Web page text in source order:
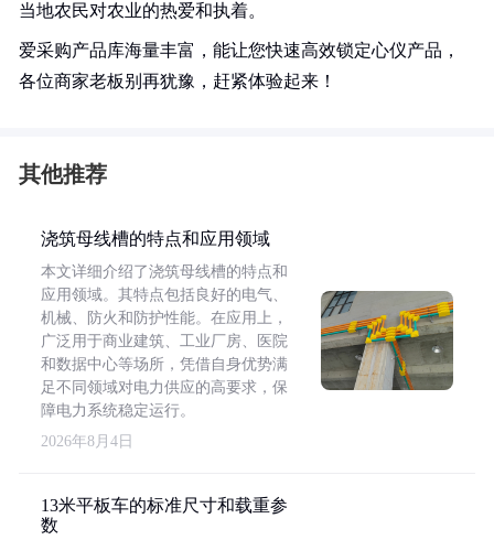
当地农民对农业的热爱和执着。
爱采购产品库海量丰富，能让您快速高效锁定心仪产品，
各位商家老板别再犹豫，赶紧体验起来！
其他推荐
浇筑母线槽的特点和应用领域
本文详细介绍了浇筑母线槽的特点和
应用领域。其特点包括良好的电气、
机械、防火和防护性能。在应用上，
广泛用于商业建筑、工业厂房、医院
和数据中心等场所，凭借自身优势满
足不同领域对电力供应的高要求，保
障电力系统稳定运行。
2026年8月4日
13米平板车的标准尺寸和载重参
数